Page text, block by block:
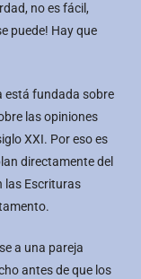
no es fácil,
puede! Hay que
está fundada sobre
las opiniones
XXI. Por eso es
directamente del
las Escrituras
a una pareja
antes de que los